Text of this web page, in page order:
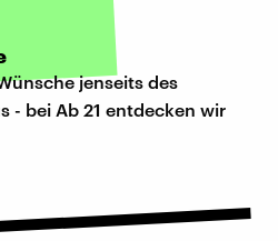
jenseits des
- bei Ab 21 entdecken wir